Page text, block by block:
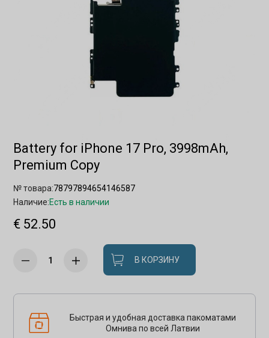
Battery for iPhone 17 Pro, 3998mAh,
Premium Copy
№ товара:78797894654146587
Наличие:Есть в наличии
€ 52.50
В КОРЗИНУ
Быстрая и удобная доставка пакоматами
Омнива по всей Латвии